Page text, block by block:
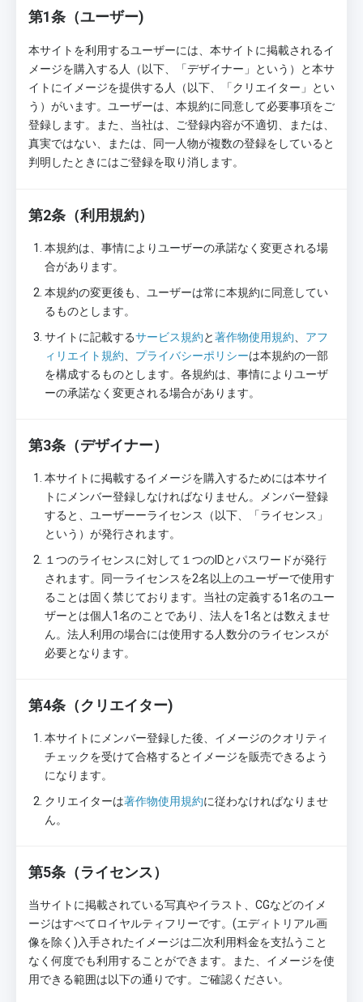
第1条（ユーザー)
本サイトを利用するユーザーには、本サイトに掲載されるイ
メージを購入する人（以下、「デザイナー」という）と本サ
イトにイメージを提供する人（以下、「クリエイター」とい
う）がいます。ユーザーは、本規約に同意して必要事項をご
登録します。また、当社は、ご登録内容が不適切、または、
真実ではない、または、同一人物が複数の登録をしていると
判明したときにはご登録を取り消します。
第2条（利用規約）
本規約は、事情によりユーザーの承諾なく変更される場
合があります。
本規約の変更後も、ユーザーは常に本規約に同意してい
るものとします。
サイトに記載するサービス規約と著作物使用規約
アフ
ィリエイト規約
プライバシーポリシーは本規約の一部
を構成するものとします。各規約は、事情によりユーザ
ーの承諾なく変更される場合があります。
第3条（デザイナー）
本サイトに掲載するイメージを購入するためには本サイ
トにメンバー登録しなければなりません。メンバー登録
すると、ユーザーーライセンス（以下、「ライセンス」
という）が発行されます。
１つのライセンスに対して１つのIDとパスワードが発行
されます。同一ライセンスを2名以上のユーザーで使用す
ることは固く禁じております。当社の定義する1名のユー
ザーとは個人1名のことであり、法人を1名とは数えませ
ん。法人利用の場合には使用する人数分のライセンスが
必要となります。
第4条（クリエイター)
本サイトにメンバー登録した後、イメージのクオリティ
チェックを受けて合格するとイメージを販売できるよう
になります。
クリエイターは著作物使用規約に従わなければなりませ
ん。
第5条（ライセンス）
当サイトに掲載されている写真やイラスト、CGなどのイメ
ージはすべてロイヤルティフリーです。(エディトリアル画
像を除く)入手されたイメージは二次利用料金を支払うこと
なく何度でも利用することができます。また、イメージを使
用できる範囲は以下の通りです。ご確認ください。